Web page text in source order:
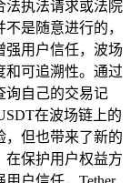
法执法请求或法院
是随意进行的，
强用户信任，波场
和可追溯性。通过
询自己的交易记
在波场链上的
，但也带来了新的
在保护用户权益方